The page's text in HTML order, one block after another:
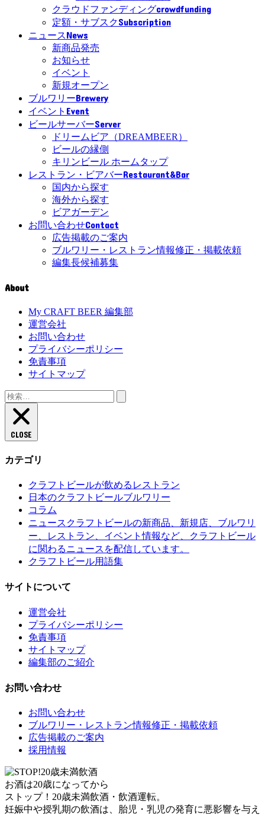
クラウドファンディングcrowdfunding
定額・サブスクSubscription
ニュースNews
新商品発売
お知らせ
イベント
新規オープン
ブルワリーBrewery
イベント Event
ビールサーバーServer
ドリームビア（DREAMBEER）
ビールの縁側
キリンビール ホームタップ
レストラン・ビアバーRestaurant&Bar
国内から探す
海外から探す
ビアガーデン
お問い合わせContact
広告掲載のご案内
ブルワリー・レストラン情報修正・掲載依頼
編集長候補募集
About
My CRAFT BEER 編集部
運営会社
お問い合わせ
プライバシーポリシー
免責事項
サイトマップ
検
索:
CLOSE
カテゴリ
クラフトビールが飲めるレストラン
日本のクラフトビールブルワリー
コラム
ニュース クラフトビールの新商品、新規店、ブルワリ
ー、レストラン、イベント情報など、クラフトビール
に関わるニュースを配信しています。
クラフトビール用語集
サイトについて
運営会社
プライバシーポリシー
免責事項
サイトマップ
編集部のご紹介
お問い合わせ
お問い合わせ
ブルワリー・レストラン情報修正・掲載依頼
広告掲載のご案内
採用情報
お酒は20歳になってから
ストップ！20歳未満飲酒・飲酒運転。
妊娠中や授乳期の飲酒は、胎児・乳児の発育に悪影響を与え